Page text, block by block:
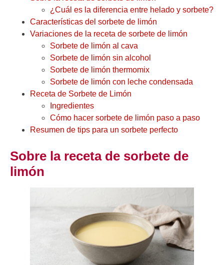
¿Cuál es la diferencia entre helado y sorbete?
Características del sorbete de limón
Variaciones de la receta de sorbete de limón
Sorbete de limón al cava
Sorbete de limón sin alcohol
Sorbete de limón thermomix
Sorbete de limón con leche condensada
Receta de Sorbete de Limón
Ingredientes
Cómo hacer sorbete de limón paso a paso
Resumen de tips para un sorbete perfecto
Sobre la receta de sorbete de
limón